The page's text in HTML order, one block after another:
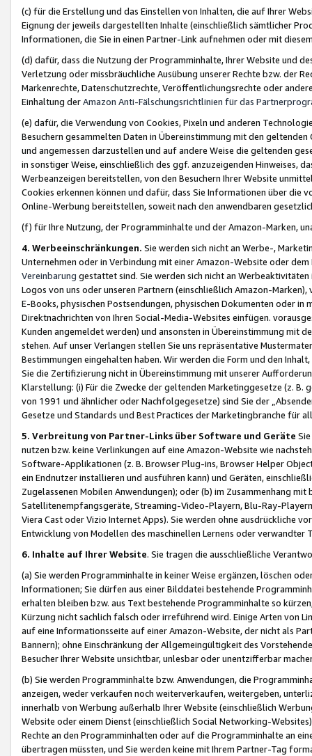
(c) für die Erstellung und das Einstellen von Inhalten, die auf Ihrer
Eignung der jeweils dargestellten Inhalte (einschließlich sämtlicher
Informationen, die Sie in einen Partner-Link aufnehmen oder mit
(d) dafür, dass die Nutzung der Programminhalte, Ihrer Website und
Verletzung oder missbräuchliche Ausübung unserer Rechte bzw. der
Markenrechte, Datenschutzrechte, Veröffentlichungsrechte oder
Einhaltung derAmazon Anti-Fälschungsrichtlinien für das
(e) dafür, die Verwendung von Cookies, Pixeln und anderen
Besuchern gesammelten Daten in Übereinstimmung mit den
und angemessen darzustellen und auf andere Weise die geltenden
in sonstiger Weise, einschließlich des ggf. anzuzeigenden Hinweises,
Werbeanzeigen bereitstellen, von den Besuchern Ihrer Website
Cookies erkennen können und dafür, dass Sie Informationen über die
Online-Werbung bereitstellen, soweit nach den anwendbaren
(f) für Ihre Nutzung, der Programminhalte und der Amazon-Marken,
4. Werbeeinschränkungen. Sie werden sich nicht an Werbe-,
Unternehmen oder in Verbindung mit einer Amazon-Website oder
Vereinbarung gestattet sind. Sie werden sich nicht an
Logos von uns oder unseren Partnern (einschließlich Amazon-
E-Books, physischen Postsendungen, physischen Dokumenten oder in
Direktnachrichten von Ihren Social-Media-Websites einfügen.
Kunden angemeldet werden) und ansonsten in Übereinstimmung mit
stehen. Auf unser Verlangen stellen Sie uns repräsentative
Bestimmungen eingehalten haben. Wir werden die Form und den
Sie die Zertifizierung nicht in Übereinstimmung mit unserer
Klarstellung: (i) Für die Zwecke der geltenden Marketinggesetze (z. B.
von 1991 und ähnlicher oder Nachfolgegesetze) sind Sie der
Gesetze und Standards und Best Practices der Marketingbranche für
5. Verbreitung von Partner-Links über Software und Geräte
nutzen bzw. keine Verlinkungen auf eine Amazon-Website wie
Software-Applikationen (z. B. Browser Plug-ins, Browser Helper
ein Endnutzer installieren und ausführen kann) und Geräten,
Zugelassenen Mobilen Anwendungen); oder (b) im Zusammenhang
Satellitenempfangsgeräte, Streaming-Video-Playern, Blu-Ray-
Viera Cast oder Vizio Internet Apps). Sie werden ohne ausdrückliche
Entwicklung von Modellen des maschinellen Lernens oder
6. Inhalte auf Ihrer Website. Sie tragen die ausschließliche
(a) Sie werden Programminhalte in keiner Weise ergänzen, löschen
Informationen; Sie dürfen aus einer Bilddatei bestehende
erhalten bleiben bzw. aus Text bestehende Programminhalte so
Kürzung nicht sachlich falsch oder irreführend wird. Einige Arten von
auf eine Informationsseite auf einer Amazon-Website, der nicht als
Bannern); ohne Einschränkung der Allgemeingültigkeit des
Besucher Ihrer Website unsichtbar, unlesbar oder unentzifferbar
(b) Sie werden Programminhalte bzw. Anwendungen, die
anzeigen, weder verkaufen noch weiterverkaufen, weitergeben,
innerhalb von Werbung außerhalb Ihrer Website (einschließlich
Website oder einem Dienst (einschließlich Social Networking-
Rechte an den Programminhalten oder auf die Programminhalte an
übertragen müssten, und Sie werden keine mit Ihrem Partner-Tag